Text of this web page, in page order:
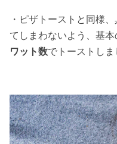
・ピザトーストと同様
てしまわないよう、基
ワット数でトーストしま